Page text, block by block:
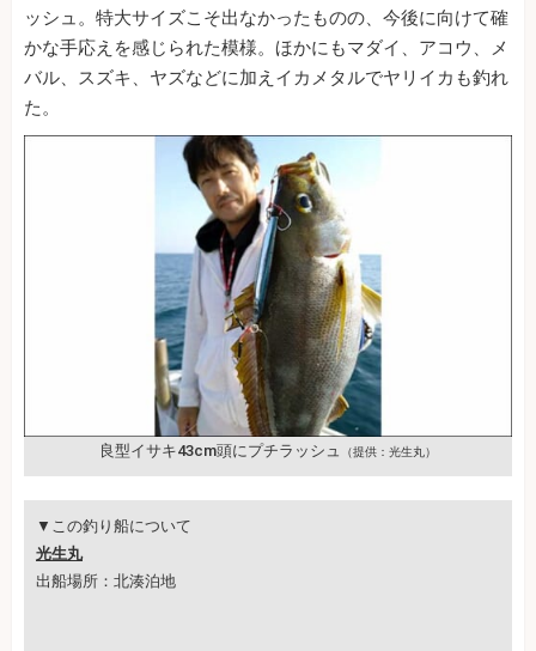
ッシュ。特大サイズこそ出なかったものの、今後に向けて確
かな手応えを感じられた模様。ほかにもマダイ、アコウ、メ
バル、スズキ、ヤズなどに加えイカメタルでヤリイカも釣れ
た。
良型イサキ43cm頭にプチラッシュ （提供：光生丸）
▼この釣り船について
光生丸
出船場所：北湊泊地